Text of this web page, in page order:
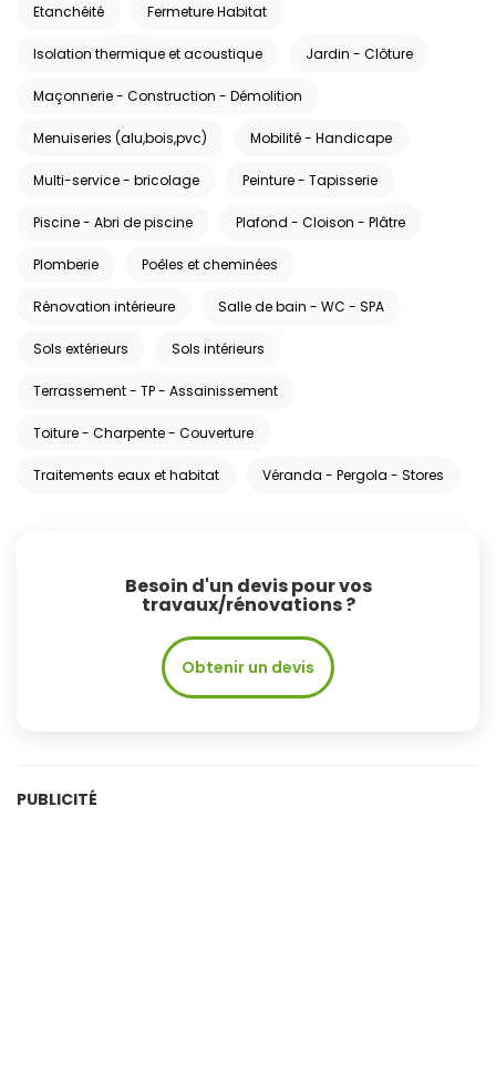
Etanchéité Fermeture Habitat
Isolation thermique et acoustique Jardin - Clôture
Maçonnerie - Construction - Démolition
Menuiseries (alu,bois,pvc) Mobilité - Handicape
Multi-service - bricolage Peinture - Tapisserie
Piscine - Abri de piscine Plafond - Cloison - Plâtre
Plomberie Poêles et cheminées
Rénovation intérieure Salle de bain - WC - SPA
Sols extérieurs Sols intérieurs
Terrassement - TP - Assainissement
Toiture - Charpente - Couverture
Traitements eaux et habitat Véranda - Pergola - Stores
Besoin d'un devis pour vos
travaux/rénovations ?
Obtenir un devis
PUBLICITÉ